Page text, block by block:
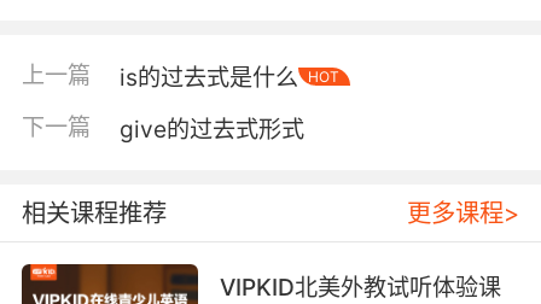
须竞选班长，那这个have to表示的是客观环境，
这个班级特别需要你来当班长，因为没有其他的
候选人，你必须挺身而出，现在的现实状况由不
have to run for the president。这是have to和
must最根本的区别。 再接下来还有一些小的区
别。have to通常我们叫半情态动词，而must是
纯的情态动词。所谓半情态动词就是，它仍旧有
上一篇 is的过去式是什么 HOT
下一篇 give的过去式形式
相关课程推荐 更多课程>
VIPKID北美外教试听体验课